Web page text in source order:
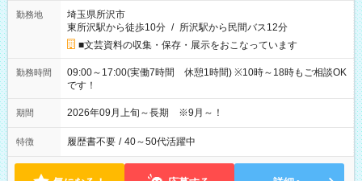
勤務地
埼玉県所沢市
東所沢駅から徒歩10分 / 所沢駅から民間バス12分
■文芸資料の収集・保存・展示をおこなっています
勤務時間
09:00～17:00(実働7時間 休憩1時間) ※10時～18時もご相談OK
です！
期間 2026年09月上旬～長期 ※9月～！
特徴 履歴書不要 / 40～50代活躍中